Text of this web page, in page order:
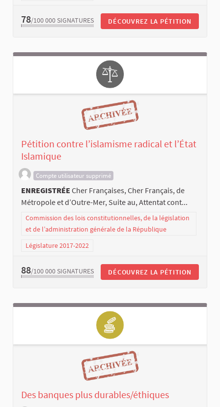
78/100 000 SIGNATURES DÉCOUVREZ LA PÉTITION
Pétition contre l’islamisme radical et l’État
Islamique
Compte utilisateur supprimé
ENREGISTRÉE Cher Françaises, Cher Français, de
Métropole et d’Outre-Mer, Suite au, Attentat cont...
Commission des lois constitutionnelles, de la législation
et de l’administration générale de la République
Législature 2017-2022
88/100 000 SIGNATURES DÉCOUVREZ LA PÉTITION
Des banques plus durables/éthiques